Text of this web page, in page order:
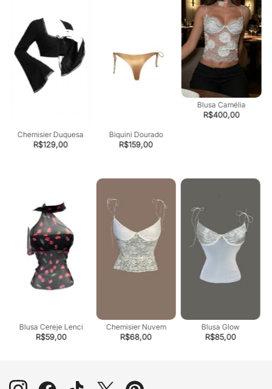
Blusa Camélia
R$400,00
Biquini Dourado
R$159,00
Chemisier Duquesa
R$129,00
Blusa Cereje Lenci
R$59,00
Chemisier Nuvem
R$68,00
Blusa Glow
R$85,00